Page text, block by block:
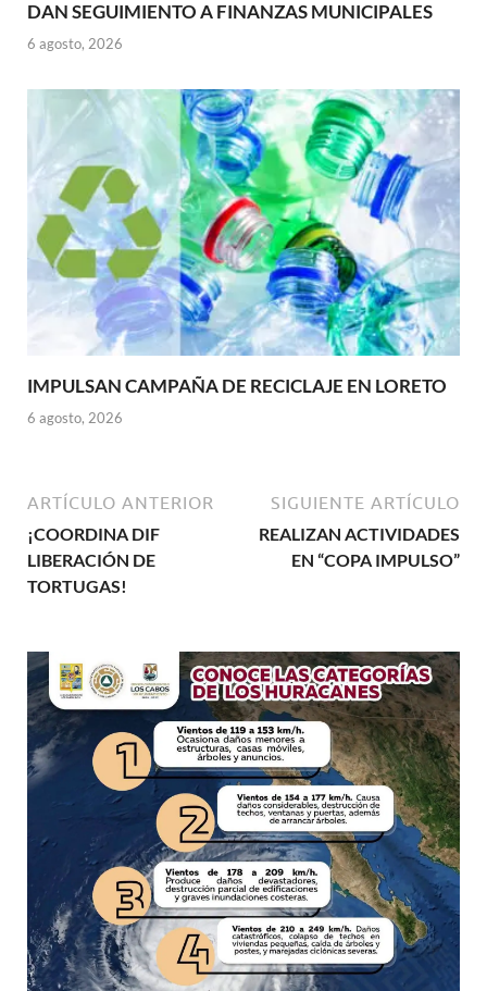
DAN SEGUIMIENTO A FINANZAS MUNICIPALES
6 agosto, 2026
IMPULSAN CAMPAÑA DE RECICLAJE EN LORETO
6 agosto, 2026
ARTÍCULO ANTERIOR
¡COORDINA DIF
LIBERACIÓN DE
TORTUGAS!
SIGUIENTE ARTÍCULO
REALIZAN ACTIVIDADES
EN “COPA IMPULSO”